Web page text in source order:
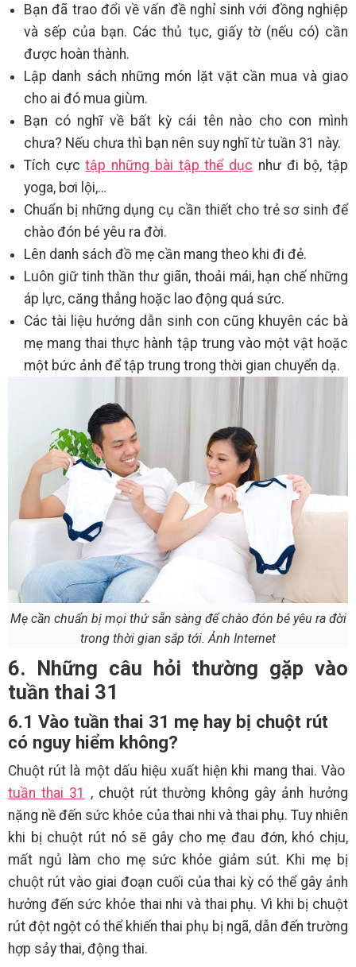
Bạn đã trao đổi về vấn đề nghỉ sinh với đồng nghiệp
và sếp của bạn. Các thủ tục, giấy tờ (nếu có) cần
được hoàn thành.
Lập danh sách những món lặt vặt cần mua và giao
cho ai đó mua giùm.
Bạn có nghĩ về bất kỳ cái tên nào cho con mình
chưa? Nếu chưa thì bạn nên suy nghĩ từ tuần 31 này.
Tích cựctập những bài tập thể dục như đi bộ, tập
yoga, bơi lội,…
Chuẩn bị những dụng cụ cần thiết cho trẻ sơ sinh để
chào đón bé yêu ra đời.
Lên danh sách đồ mẹ cần mang theo khi đi đẻ.
Luôn giữ tinh thần thư giãn, thoải mái, hạn chế những
áp lực, căng thẳng hoặc lao động quá sức.
Các tài liệu hướng dẫn sinh con cũng khuyên các bà
mẹ mang thai thực hành tập trung vào một vật hoặc
một bức ảnh để tập trung trong thời gian chuyển dạ.
Mẹ cần chuẩn bị mọi thứ sẵn sàng để chào đón bé yêu ra đời
trong thời gian sắp tới. Ảnh Internet
6. Những câu hỏi thường gặp vào
tuần thai 31
6.1 Vào tuần thai 31 mẹ hay bị chuột rút
có nguy hiểm không?
Chuột rút là một dấu hiệu xuất hiện khi mang thai. Vào
tuần thai 31
, chuột rút thường không gây ảnh hưởng
nặng nề đến sức khỏe của thai nhi và thai phụ. Tuy nhiên
khi bị chuột rút nó sẽ gây cho mẹ đau đớn, khó chịu,
mất ngủ làm cho mẹ sức khỏe giảm sút. Khi mẹ bị
chuột rút vào giai đoạn cuối của thai kỳ có thể gây ảnh
hưởng đến sức khỏe thai nhi và thai phụ. Vì khi bị chuột
rút đột ngột có thể khiến thai phụ bị ngã, dẫn đến trường
hợp sảy thai, động thai.